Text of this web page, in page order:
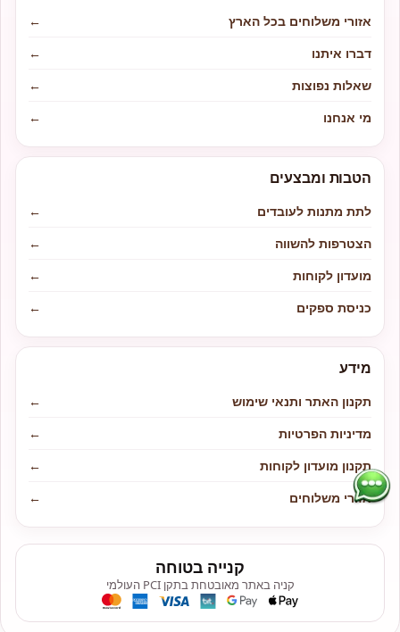
אזורי משלוחים בכל הארץ
←
דברו איתנו
←
שאלות נפוצות
←
מי אנחנו
←
הטבות ומבצעים
לתת מתנות לעובדים
←
הצטרפות להשווה
←
מועדון לקוחות
←
כניסת ספקים
←
מידע
תקנון האתר ותנאי שימוש
←
מדיניות הפרטיות
←
תקנון מועדון לקוחות
←
אזורי משלוחים
←
קנייה בטוחה
קניה באתר מאובטחת בתקן PCI העולמי